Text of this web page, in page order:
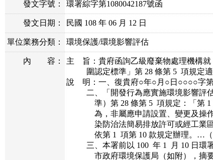
發文字號： 環署綜字第1080042187號函
發文日期： 民國 108 年 06 月 12 日
單位業務分類： 環境保護/環境影響評估
內 容：
主 旨：貴府函詢乙級廢棄物處理機構就
圍認定標準」第 28 條第 5 項規定適
說 明：一、復貴府○年○月○日○○○○字第
二、「開發行為應實施環境影響評估
準）第 28 條第 5 項規定：「第 1
為，非屬應申請設置、變更及操作
染防治法簡易排放許可或經工業區
依第 1 項第 10 款規定辦理。…（
三、本署前以 100 年 1 月 10 日環署
市政府環境保護局（如附），摘要